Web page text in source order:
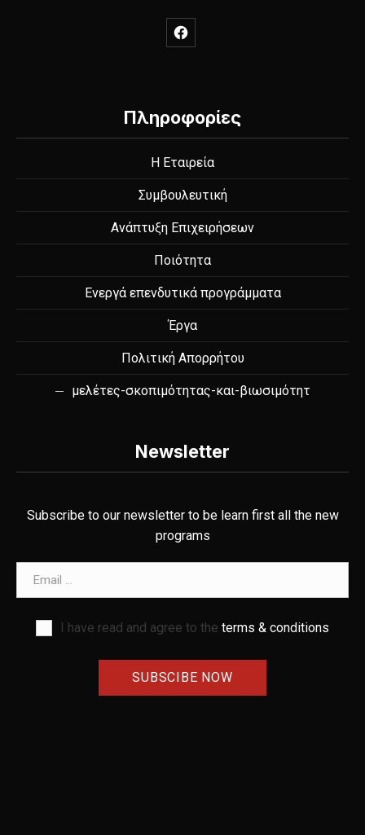
New Window
Πληροφορίες
Η Εταιρεία
Συμβουλευτική
Ανάπτυξη Επιχειρήσεων
Ποιότητα
Ενεργά επενδυτικά προγράμματα
Έργα
Πολιτική Απορρήτου
μελέτες-σκοπιμότητας-και-βιωσιμότητ
Newsletter
Subscribe to our newsletter to be learn first all the new
programs
I have read and agree to the terms & conditions